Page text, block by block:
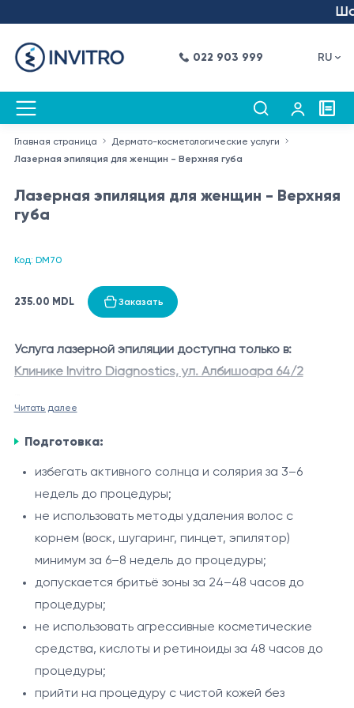
022 903 999 RU
Главная страница
Дермато-косметологические услуги
Лазерная эпиляция для женщин - Верхняя губа
Лазерная эпиляция для женщин - Верхняя
губа
Код: DM70
235.00 MDL Заказать
Услуга лазерной эпиляции доступна только в:
Клинике Invitro Diagnostics, ул. Албишоара 64/2
Лазерная эпиляция верхней губы
процедура, направленная на уменьшение роста
Процедура проводится с использованием
александритового лазера DEKA Again Pro Plus (755
нм) и системы воздушного охлаждения Zimmer Cryo,
что обеспечивает точное воздействие на волосяные
фолликулы и высокий уровень комфорта.
гормонозависимым областям, поэтому рост волос
может зависеть от индивидуальных особенностей
организма.
Александритовый лазер 755 нм особенно
эффективен при работе с тонкими и светлыми
волосами, что делает его подходящим методом для
данной зоны у женщин с разными фототипами кожи.
нежелательные волосы в области верхней губы;
склонность к раздражению после бритья или
депиляции;
врастание волос;
повышенный рост волос в периоральной зоне;
Читать далее
Подготовка:
избегать активного солнца и солярия за 3–6
недель до процедуры;
не использовать методы удаления волос с
корнем (воск, шугаринг, пинцет, эпилятор)
минимум за 6–8 недель до процедуры;
допускается бритьё зоны за 24–48 часов до
процедуры;
не использовать агрессивные косметические
средства, кислоты и ретиноиды за 48 часов до
процедуры;
прийти на процедуру с чистой кожей без